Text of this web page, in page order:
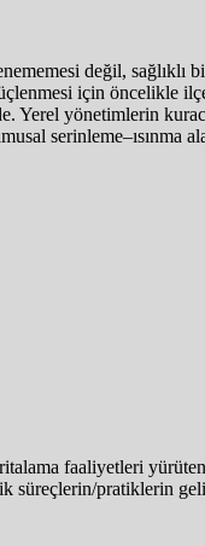
değil, sağlıklı
için öncelikle
yönetimlerin
serinleme–ısınma
faaliyetleri
süreçlerin/pratiklerin